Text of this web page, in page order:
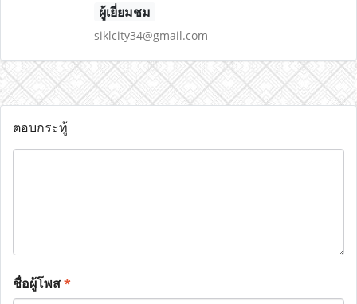
ผู้เยี่ยมชม
siklcity34@gmail.com
ตอบกระทู้
ชื่อผู้โพส*